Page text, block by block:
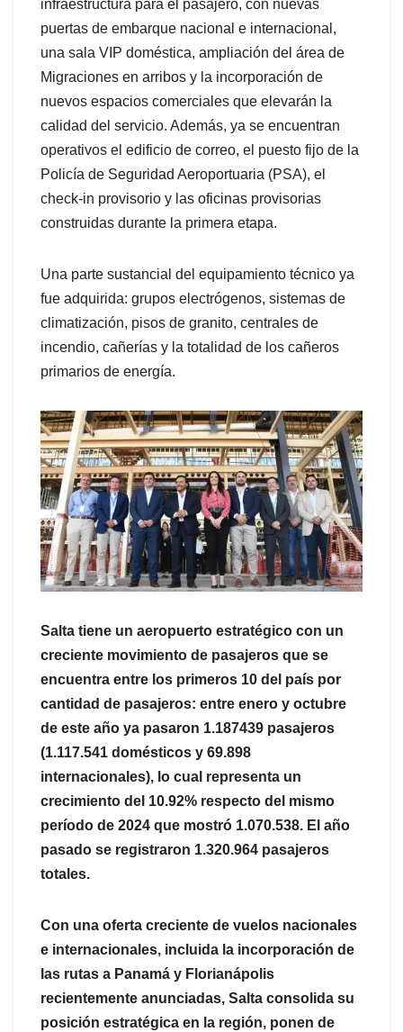
infraestructura para el pasajero, con nuevas
puertas de embarque nacional e internacional,
una sala VIP doméstica, ampliación del área de
Migraciones en arribos y la incorporación de
nuevos espacios comerciales que elevarán la
calidad del servicio. Además, ya se encuentran
operativos el edificio de correo, el puesto fijo de la
Policía de Seguridad Aeroportuaria (PSA), el
check-in provisorio y las oficinas provisorias
construidas durante la primera etapa.
Una parte sustancial del equipamiento técnico ya
fue adquirida: grupos electrógenos, sistemas de
climatización, pisos de granito, centrales de
incendio, cañerías y la totalidad de los cañeros
primarios de energía.
Salta tiene un aeropuerto estratégico con un
creciente movimiento de pasajeros que se
encuentra entre los primeros 10 del país por
cantidad de pasajeros: entre enero y octubre
de este año ya pasaron 1.187439 pasajeros
(1.117.541 domésticos y 69.898
internacionales), lo cual representa un
crecimiento del 10.92% respecto del mismo
período de 2024 que mostró 1.070.538. El año
pasado se registraron 1.320.964 pasajeros
totales.
Con una oferta creciente de vuelos nacionales
e internacionales, incluida la incorporación de
las rutas a Panamá y Florianápolis
recientemente anunciadas, Salta consolida su
posición estratégica en la región, ponen de